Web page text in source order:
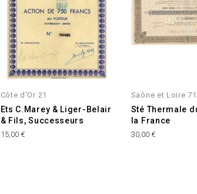
Côte d'Or 21
Ets C.Marey & Liger-Belair
& Fils, Successeurs
Prix
15,00 €
Saône et Loire 71
Sté Thermale
la France
Prix
30,00 €